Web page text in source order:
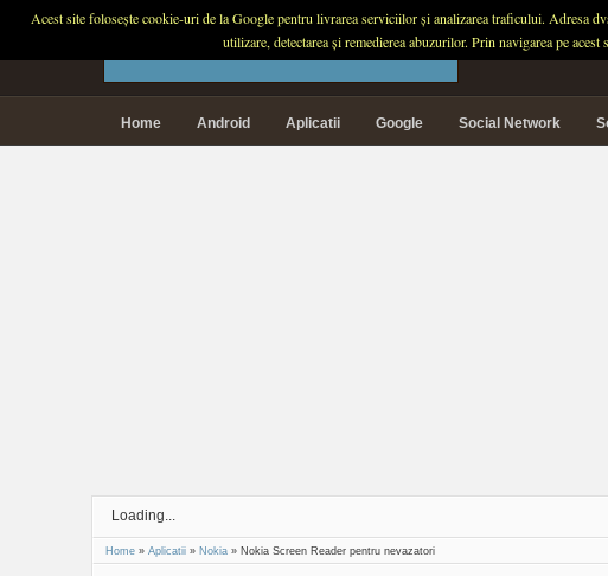
PLANETA TECH
Home Android Aplicatii Google Social Network
Loading...
Home » Aplicatii » Nokia » Nokia Screen Reader pentru nevazatori
Acest site folosește cookie-uri de la Google pentru livrarea serviciilor și analizarea traficului. Adresa
utilizare, detectarea și remedierea abuzurilor. Prin navigarea pe